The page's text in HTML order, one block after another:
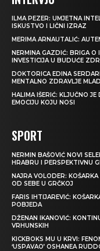
ILMA PEZER: UMJETNA
ISKUSTVO I LIČNI IZRAZ
MERIMA ARNAUTALIĆ:
NERMINA GAZDIĆ: BRIGA O
INVESTICIJA U BUDUĆE
DOKTORICA EDINA
MENTALNO ZDRAVLJE
HALIMA IŠERIĆ: KLJUČNO
EMOCIJU KOJU NOSI
SPORT
NERMIN BAŠOVIĆ NOVI
HRABRU I PERSPEKTIVNU
NAJRA VOLODER:
OD SEBE U GRČKOJ
FARIS IHTIJAREVIĆ:
POBJEDA
DŽENAN IKANOVIĆ:
VRHUNSKIH
KICKBOKS MU U KRVI:
‘USPAVAO’ OSHANEA